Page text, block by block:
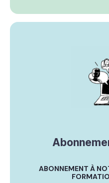
ABONNEMENT À